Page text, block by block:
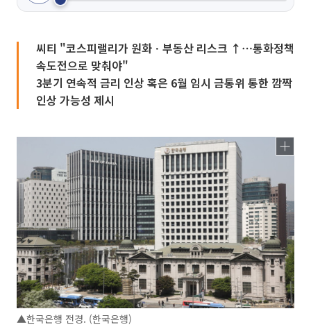
씨티 "코스피랠리가 원화ㆍ부동산 리스크 ↑⋯통화정책
속도전으로 맞춰야"
3분기 연속적 금리 인상 혹은 6월 임시 금통위 통한 깜짝
인상 가능성 제시
▲한국은행 전경. (한국은행)